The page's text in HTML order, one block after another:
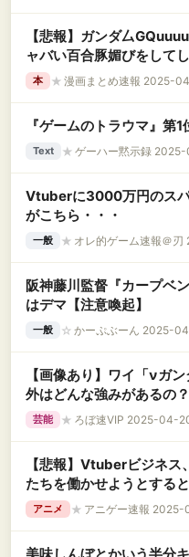
【悲報】ガンダ厶
ャバい百合豚媚びをして
本 ★ 漫画まとめ速報 2025-
『ゲームのトラウマ』第1
Text ★ ゲーハー黙示録
Vtuberに3000万円のス
がこちら・・・
一般 ★ オレ的ゲーム速報＠
阪神藤川監督『カープベ
はデマ【注意喚起】
一般 ☆ かーぷぶーん 2025-
【画像あり】ワイ「νガ
外はどんな強みがあるの
芸能 ★ ろぼ速VIP 2025-04-
【悲報】Vtuberビジネ
たちを働かせようとする
てしまうため
アニメ ★ アニゲー速報